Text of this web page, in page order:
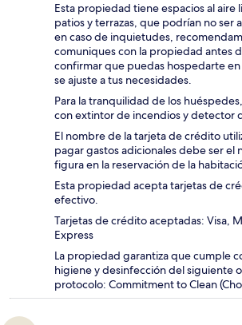
Esta propiedad tiene espacios al aire
patios y terrazas, que podrían no ser
en caso de inquietudes,
comuniques con la propiedad antes
confirmar que puedas hospedarte
se ajuste a tus necesidades.
Para la tranquilidad de los
con extintor de incendios y detector
El nombre de la tarjeta de crédito
pagar gastos adicionales debe ser
figura en la reservación de la
Esta propiedad acepta tarjetas de
efectivo.
Tarjetas de crédito aceptadas: Visa,
Express
La propiedad garantiza que cumple
higiene y desinfección del siguiente
protocolo: Commitment to Clean